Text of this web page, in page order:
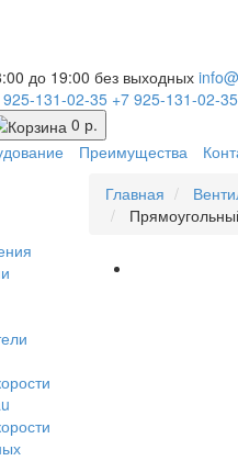
до 19:00 без выходных
925-131-02-35 +7 925-131-02-35
0 р.
Преимущества
Главная